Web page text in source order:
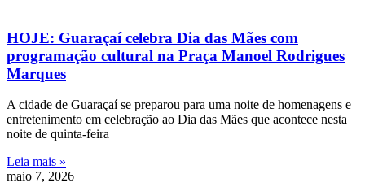
HOJE: Guaraçaí celebra Dia das Mães com
programação cultural na Praça Manoel Rodrigues
Marques
A cidade de Guaraçaí se preparou para uma noite de homenagens e
entretenimento em celebração ao Dia das Mães que acontece nesta
noite de quinta-feira
Leia mais »
maio 7, 2026